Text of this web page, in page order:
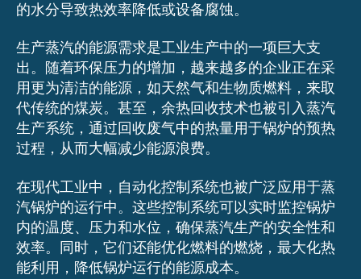
的水分导致热效率降低或设备腐蚀。
生产蒸汽的能源需求是工业生产中的一项巨大支
出。随着环保压力的增加，越来越多的企业正在采
用更为清洁的能源，如天然气和生物质燃料，来取
代传统的煤炭。甚至，余热回收技术也被引入蒸汽
生产系统，通过回收废气中的热量用于锅炉的预热
过程，从而大幅减少能源浪费。
在现代工业中，自动化控制系统也被广泛应用于蒸
汽锅炉的运行中。这些控制系统可以实时监控锅炉
内的温度、压力和水位，确保蒸汽生产的安全性和
效率。同时，它们还能优化燃料的燃烧，最大化热
能利用，降低锅炉运行的能源成本。